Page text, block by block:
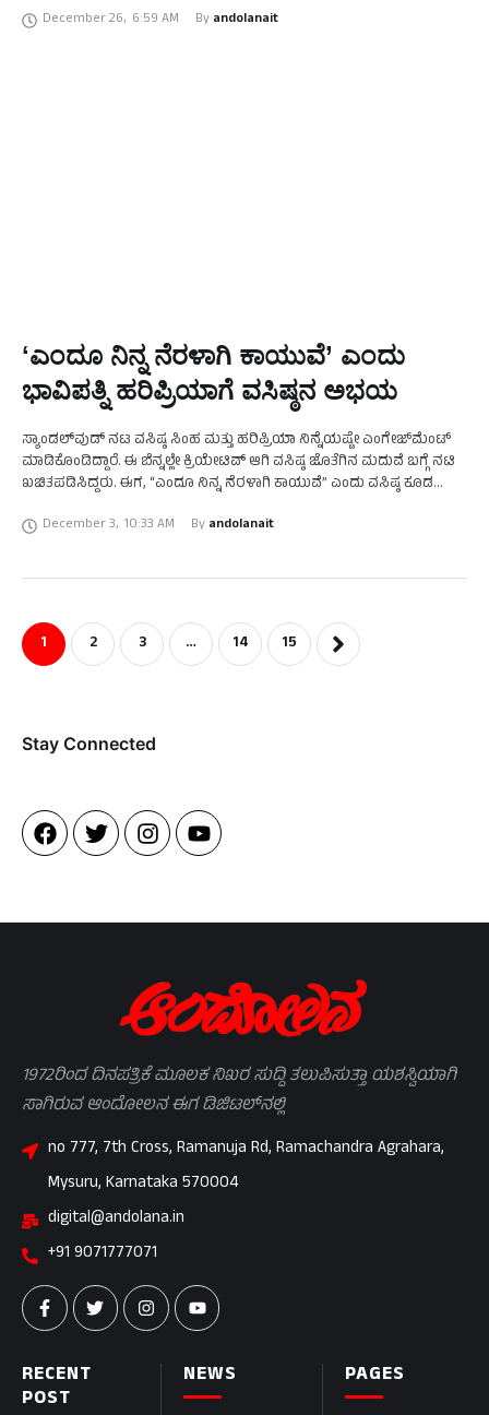
ಮಡಿಲಲ್ಲಿ ಮಅರ್ದನಿಸಿತ್ತು. ‘ಆಂದೋಲನ’ ದಿನಪತ್ರಿಕೆಯ …
December 26, 6:59 AM By andolanait
ʻಎಂದೂ ನಿನ್ನ ನೆರಳಾಗಿ ಕಾಯುವೆ’ ಎಂದು
ಭಾವಿಪತ್ನಿ ಹರಿಪ್ರಿಯಾಗೆ ವಸಿಷ್ಠನ ಅಭಯ
ಸ್ಯಾಂಡಲ್‌ವುಡ್‌ ನಟ ವಸಿಷ್ಠ ಸಿಂಹ ಮತ್ತು ಹರಿಪ್ರಿಯಾ ನಿನ್ನೆಯಷ್ಟೇ ಎಂಗೇಜ್‌ಮೆಂಟ್
ಮಾಡಿಕೊಂಡಿದ್ದಾರೆ. ಈ ಬೆನ್ನಲ್ಲೇ ಕ್ರಿಯೇಟಿವ್ ಆಗಿ ವಸಿಷ್ಠ ಜೊತೆಗಿನ ಮದುವೆ ಬಗ್ಗೆ ನಟಿ
ಖಚಿತಪಡಿಸಿದ್ದರು. ಈಗ, “ಎಂದೂ ನಿನ್ನ ನೆರಳಾಗಿ ಕಾಯುವೆ” ಎಂದು ವಸಿಷ್ಠ ಕೂಡ
December 3, 10:33 AM By andolanait
1 2 3 … 14 15
Stay Connected​
PAGES
NEWS
RECENT
POST
1972ರಿಂದ ದಿನಪತ್ರಿಕೆ ಮೂಲಕ ನಿಖರ ಸುದ್ದಿ ತಲುಪಿಸುತ್ತಾ ಯಶಸ್ವಿಯಾಗಿ
ಸಾಗಿರುವ ಆಂದೋಲನ ಈಗ ಡಿಜಿಟಲ್‌ನಲ್ಲಿ
no 777, 7th Cross, Ramanuja Rd, Ramachandra Agrahara,
Mysuru, Karnataka 570004
digital@andolana.in
+91 9071777071